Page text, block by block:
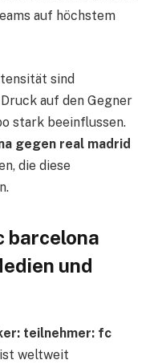
auf höchstem
sind
auf den Gegner
stark beeinflussen.
gegen real madrid
die diese
barcelona
und
teilnehmer: fc
ist weltweit